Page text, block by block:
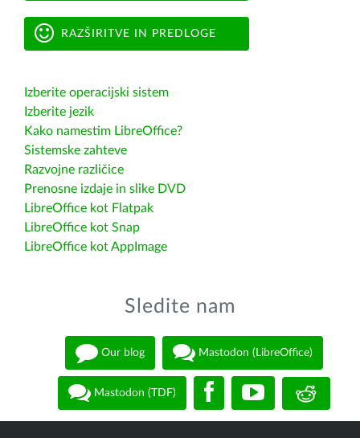
RAZŠIRITVE IN PREDLOGE
Izberite operacijski sistem
Izberite jezik
Kako namestim LibreOffice?
Sistemske zahteve
Razvojne različice
Prenosne izdaje in slike DVD
LibreOffice kot Flatpak
LibreOffice kot Snap
LibreOffice kot AppImage
Sledite nam
Our blog Mastodon (LibreOffice)
Mastodon (TDF)